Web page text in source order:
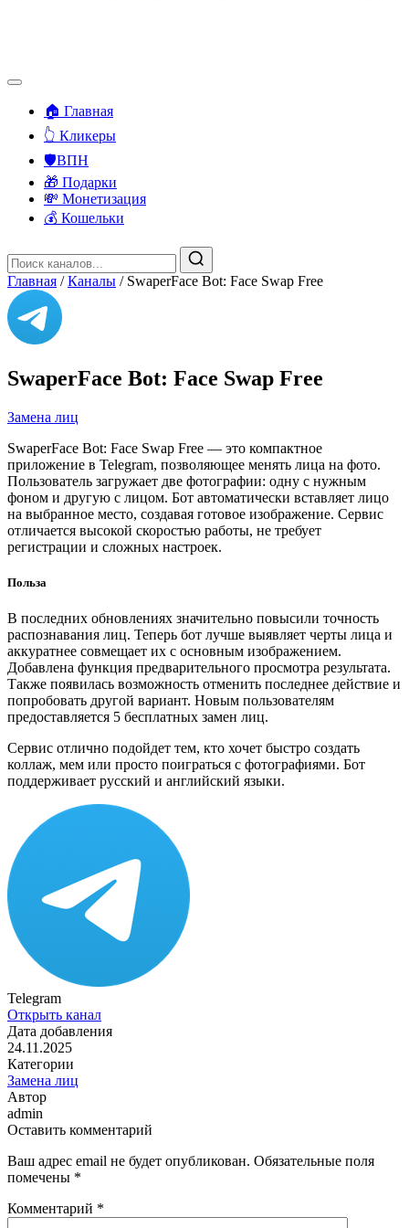
🏠 Главная
👆 Кликеры
🛡️ВПН
🎁 Подарки
💸 Монетизация
💰 Кошельки
Главная / Каналы / SwaperFace Bot: Face Swap Free
SwaperFace Bot: Face Swap Free
Замена лиц
SwaperFace Bot: Face Swap Free — это компактное
приложение в Telegram, позволяющее менять лица на фото.
Пользователь загружает две фотографии: одну с нужным
фоном и другую с лицом. Бот автоматически вставляет лицо
на выбранное место, создавая готовое изображение. Сервис
отличается высокой скоростью работы, не требует
регистрации и сложных настроек.
Польза
В последних обновлениях значительно повысили точность
распознавания лиц. Теперь бот лучше выявляет черты лица и
аккуратнее совмещает их с основным изображением.
Добавлена функция предварительного просмотра результата.
Также появилась возможность отменить последнее действие и
попробовать другой вариант. Новым пользователям
предоставляется 5 бесплатных замен лиц.
Сервис отлично подойдет тем, кто хочет быстро создать
коллаж, мем или просто поиграться с фотографиями. Бот
поддерживает русский и английский языки.
Telegram
Открыть канал
Дата добавления
24.11.2025
Категории
Замена лиц
Автор
admin
Оставить комментарий
Ваш адрес email не будет опубликован. Обязательные поля
помечены *
Комментарий *